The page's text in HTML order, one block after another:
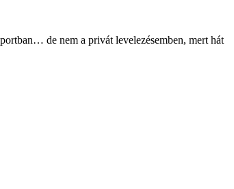
de nem a privát levelezésemben, mert hát